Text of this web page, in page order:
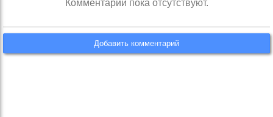
Комментарии пока отсутствуют.
Добавить комментарий